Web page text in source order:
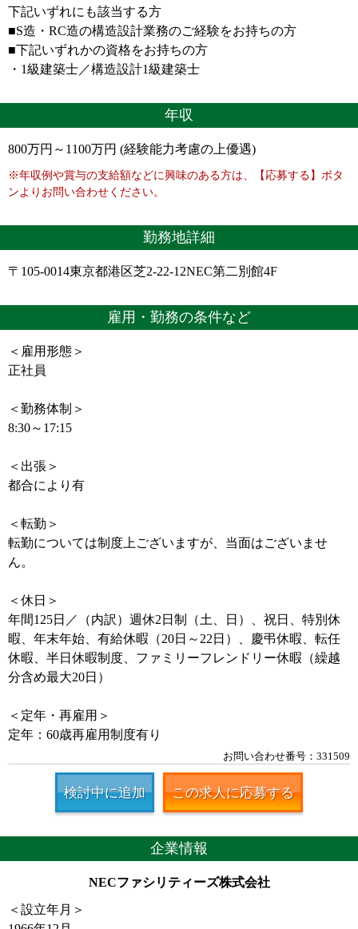
下記いずれにも該当する方
■S造・RC造の構造設計業務のご経験をお持ちの方
■下記いずれかの資格をお持ちの方
・1級建築士／構造設計1級建築士
年収
800万円～1100万円 (経験能力考慮の上優遇)
※年収例や賞与の支給額などに興味のある方は、【応募する】ボタ
ンよりお問い合わせください。
勤務地詳細
〒105-0014東京都港区芝2-22-12NEC第二別館4F
雇用・勤務の条件など
＜雇用形態＞
正社員
＜勤務体制＞
8:30～17:15
＜出張＞
都合により有
＜転勤＞
転勤については制度上ございますが、当面はございませ
ん。
＜休日＞
年間125日／（内訳）週休2日制（土、日）、祝日、特別休
暇、年末年始、有給休暇（20日～22日）、慶弔休暇、転任
休暇、半日休暇制度、ファミリーフレンドリー休暇（繰越
分含め最大20日）
＜定年・再雇用＞
定年：60歳再雇用制度有り
お問い合わせ番号：331509
検討中に追加 この求人に応募する
企業情報
NECファシリティーズ株式会社
＜設立年月＞